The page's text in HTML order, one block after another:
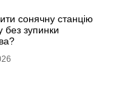
сонячну станцію
без зупинки